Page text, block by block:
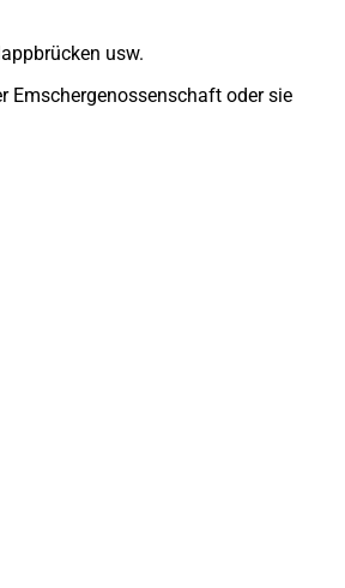
usw.
Emschergenossenschaft oder sie